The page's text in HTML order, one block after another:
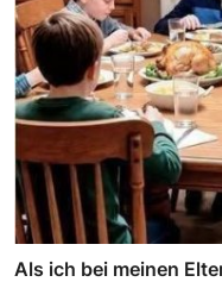
Als ich bei meinen